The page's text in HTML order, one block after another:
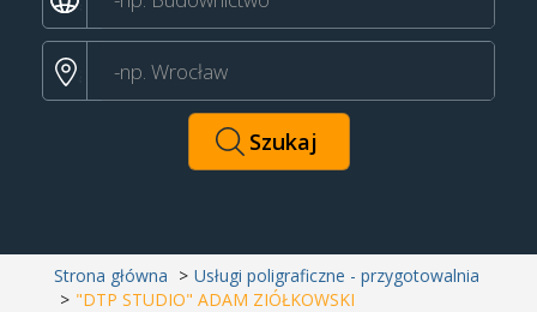
Strona główna
Usługi poligraficzne - przygotowalnia
"DTP STUDIO" ADAM ZIÓŁKOWSKI